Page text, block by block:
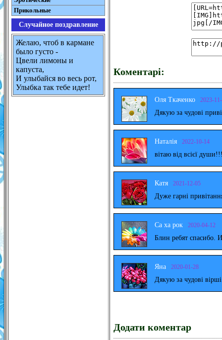
Прикольные
Случайное поздравление
Желаю, чтоб в кармане
было густо -
Цвели лимоны и
капуста,
И улыбайся во весь рот,
Улыбка так тебе идет!
Коментарі:
Оля Ткаченко 2023-
Дякую за чудові
Наталія 2022-10-14
вітаю від всієї
Катя 2021-12-05
Дуже гарні
Са ха рок 2020-04-12
Блин ребят спасибо.
Яна 2020-01-28
Дякую за чудові
Додати коментар